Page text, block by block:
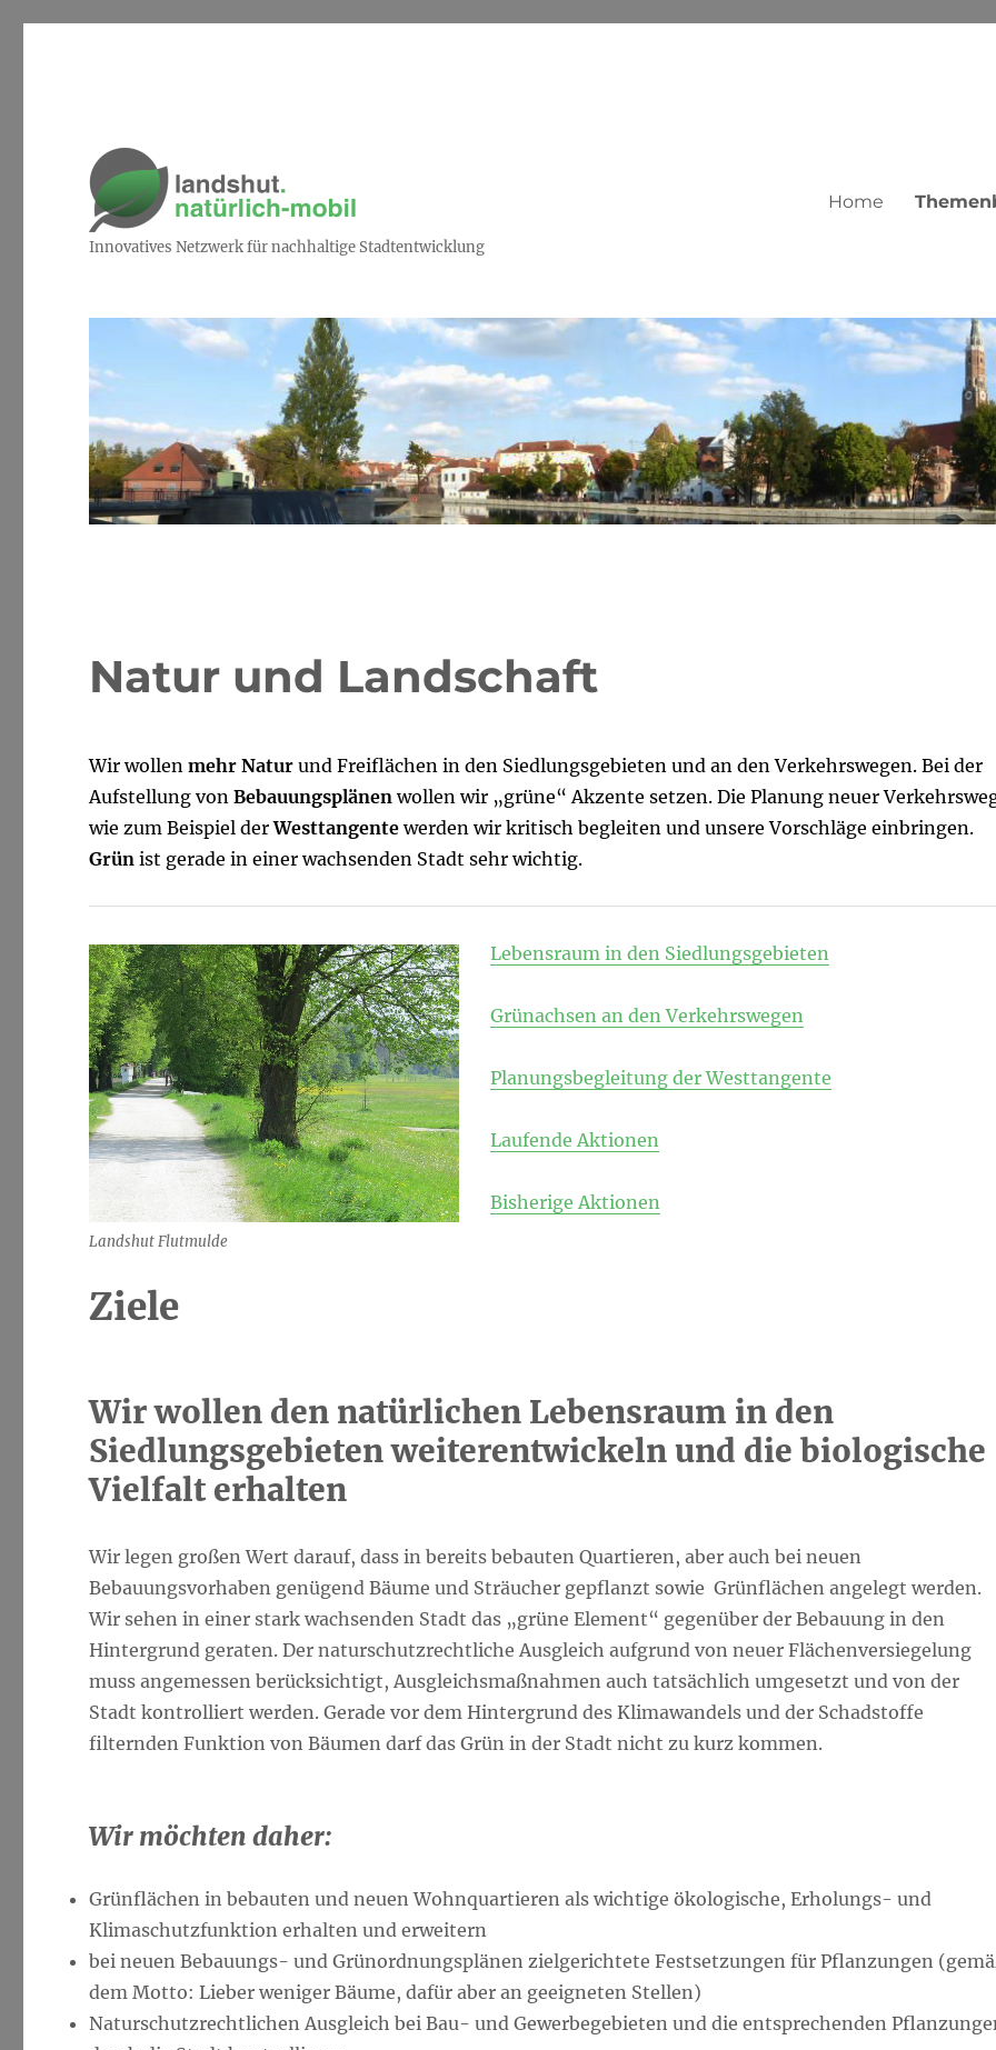
Innovatives Netzwerk für nachhaltige Stadtentwicklung
Home
Natur und Landschaft
Wir wollenmehr Natur und Freiflächen in den Siedlungsgebieten und an den Verkehrswegen. Bei der
Aufstellung vonBebauungsplänenwollen wir „grüne“ Akzente setzen. Die Planung neuer
wie zum Beispiel derWesttangentewerden wir kritisch begleiten und unsere Vorschläge einbringen.
Grün ist gerade in einer wachsenden Stadt sehr wichtig.
Landshut Flutmulde
Lebensraum in den Siedlungsgebieten
Grünachsen an den Verkehrswegen
Planungsbegleitung der Westtangente
Laufende Aktionen
Bisherige Aktionen
Ziele
Wir wollen den natürlichen Lebensraum in den
Siedlungsgebieten weiterentwickeln und die biologische
Vielfalt erhalten
Wir legen großen Wert darauf, dass in bereits bebauten Quartieren, aber auch bei neuen
Bebauungsvorhaben genügend Bäume und Sträucher gepflanzt sowie Grünflächen angelegt werden.
Wir sehen in einer stark wachsenden Stadt das „grüne Element“ gegenüber der Bebauung in den
Hintergrund geraten. Der naturschutzrechtliche Ausgleich aufgrund von neuer Flächenversiegelung
muss angemessen berücksichtigt, Ausgleichsmaßnahmen auch tatsächlich umgesetzt und von der
Stadt kontrolliert werden. Gerade vor dem Hintergrund des Klimawandels und der Schadstoffe
filternden Funktion von Bäumen darf das Grün in der Stadt nicht zu kurz kommen.
Wir möchten daher:
Grünflächen in bebauten und neuen Wohnquartieren als wichtige ökologische, Erholungs- und
Klimaschutzfunktion erhalten und erweitern
bei neuen Bebauungs- und Grünordnungsplänen zielgerichtete Festsetzungen für Pflanzungen
dem Motto: Lieber weniger Bäume, dafür aber an geeigneten Stellen)
Naturschutzrechtlichen Ausgleich bei Bau- und Gewerbegebieten und die entsprechenden